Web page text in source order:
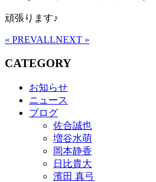
頑張ります♪
« PREVALLNEXT »
CATEGORY
お知らせ
ニュース
ブログ
佐合誠也
増谷水萌
岡本静香
日比貴大
濱田 真弓